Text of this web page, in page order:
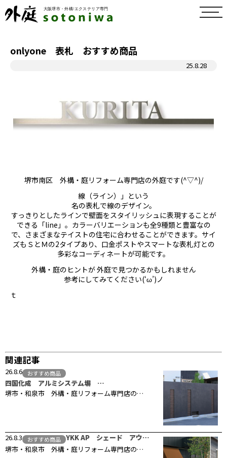
toggle
onlyone 表札 おすすめ商品
25.8.28
堺市南区 外構・庭リフォーム専門店の外庭です(^▽^)/
線（ライン）」という
名の表札で線のデザイン。
すっきりとしたラインで壁面をスタイリッシュに表現することが
できる「line」。カラーバリエーションも全9種類と豊富なの
で、さまざまなテイストの住宅に合わせることができます。サイ
ズもＳとＭの2タイプあり、口金ポストやスマートな表札灯との
多彩なコーディネートが可能です。
外構・庭のヒントが 外庭で見つかるかもしれません
参考にしてみてください(‘ω’)ノ
ｔ
関連記事
26.8.6 おすすめ商品
四国化成 アルミシステム塀 …
堺市・和泉市 外構・庭リフォーム専門店の…
26.8.3 おすすめ商品
YKK AP シェード アウ…
堺市・和泉市 外構・庭リフォーム専門店の…